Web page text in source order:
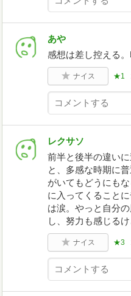
あや
感想は差し控える
ナイス ★1
レクサソ
前半と後半の違い
と、多感な時期に
がいてもどうにも
に入ってくること
は涙。やっと自分
し、努力も感じる
ナイス ★3